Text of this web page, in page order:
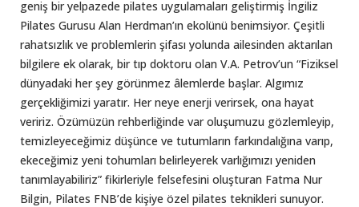
geniş bir yelpazede pilates uygulamaları geliştirmiş İngiliz
Pilates Gurusu Alan Herdman’ın ekolünü benimsiyor. Çeşitli
rahatsızlık ve problemlerin şifası yolunda ailesinden aktarılan
bilgilere ek olarak, bir tıp doktoru olan V.A. Petrov’un “Fiziksel
dünyadaki her şey görünmez âlemlerde başlar. Algımız
gerçekliğimizi yaratır. Her neye enerji verirsek, ona hayat
veririz. Özümüzün rehberliğinde var oluşumuzu gözlemleyip,
temizleyeceğimiz düşünce ve tutumların farkındalığına varıp,
ekeceğimiz yeni tohumları belirleyerek varlığımızı yeniden
tanımlayabiliriz” fikirleriyle felsefesini oluşturan Fatma Nur
Bilgin, Pilates FNB’de kişiye özel pilates teknikleri sunuyor.